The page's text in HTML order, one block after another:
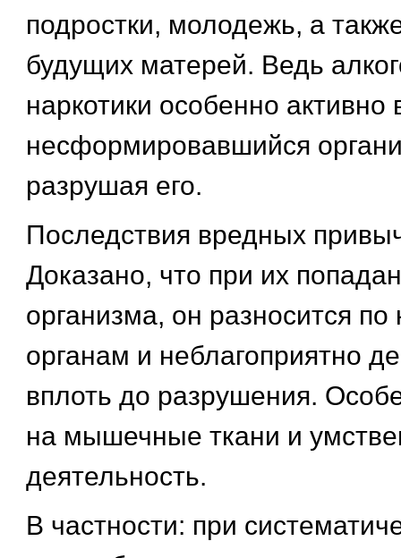
подростки, молодежь, а
будущих матерей. Ведь
наркотики особенно активно
несформировавшийся
разрушая его.
Последствия вредных
Доказано, что при их
организма, он разносится по
органам и неблагоприятно
вплоть до разрушения.
на мышечные ткани и
деятельность.
В частности: при